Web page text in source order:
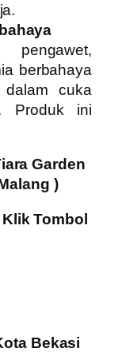
berbahaya
cuka
Produk ini
Garden
)
Tombol
Bekasi